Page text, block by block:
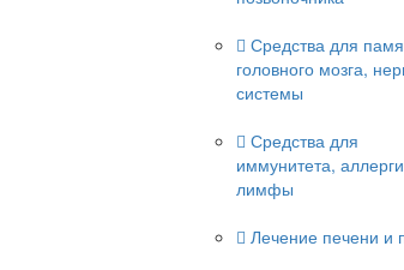
Средства для
головного мозга,
системы
Средства для
иммунитета,
лимфы
Лечение печени и